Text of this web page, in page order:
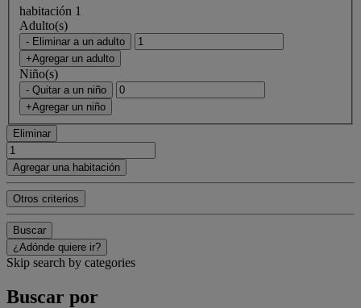
habitación 1
Adulto(s)
- Eliminar a un adulto
+Agregar un adulto
Niño(s)
- Quitar a un niño
+Agregar un niño
Eliminar
Agregar una habitación
Otros criterios
Buscar
¿Adónde quiere ir?
Skip search by categories
Buscar por